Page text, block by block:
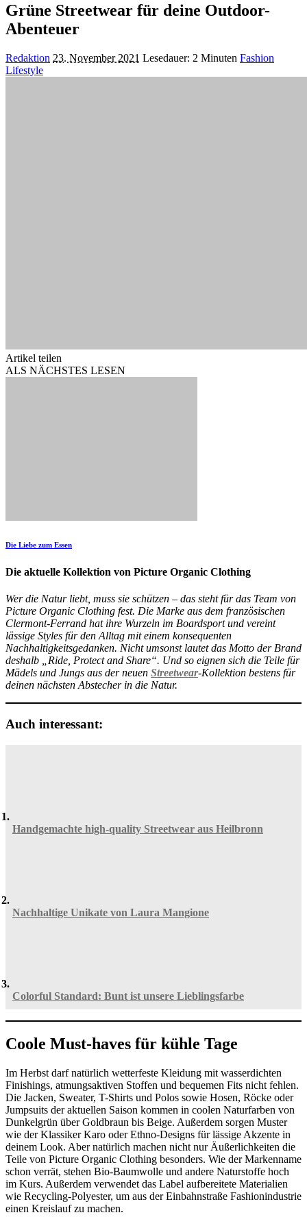
Grüne Streetwear für deine Outdoor-
Abenteuer
Posted
by
Redaktion 23. November 2021 Lesedauer: 2 Minuten Fashion
Lifestyle
Artikel teilen
ALS NÄCHSTES LESEN
Die Liebe zum Essen
Die aktuelle Kollektion von Picture Organic Clothing
Wer die Natur liebt, muss sie schützen – das steht für das Team von
Picture Organic Clothing fest. Die Marke aus dem französischen
Clermont-Ferrand hat ihre Wurzeln im Boardsport und vereint
lässige Styles für den Alltag mit einem konsequenten
Nachhaltigkeitsgedanken. Nicht umsonst lautet das Motto der Brand
deshalb „Ride, Protect and Share“. Und so eignen sich die Teile für
Mädels und Jungs aus der neuen Streetwear-Kollektion bestens für
deinen nächsten Abstecher in die Natur.
Auch interessant:
Handgemachte high-quality Streetwear aus Heilbronn
Nachhaltige Unikate von Laura Mangione
Colorful Standard: Bunt ist unsere Lieblingsfarbe
Coole Must-haves für kühle Tage
Im Herbst darf natürlich wetterfeste Kleidung mit wasserdichten
Finishings, atmungsaktiven Stoffen und bequemen Fits nicht fehlen.
Die Jacken, Sweater, T-Shirts und Polos sowie Hosen, Röcke oder
Jumpsuits der aktuellen Saison kommen in coolen Naturfarben von
Dunkelgrün über Goldbraun bis Beige. Außerdem sorgen Muster
wie der Klassiker Karo oder Ethno-Designs für lässige Akzente in
deinem Look. Aber natürlich machen nicht nur Äußerlichkeiten die
Teile von Picture Organic Clothing besonders. Wie der Markenname
schon verrät, stehen Bio-Baumwolle und andere Naturstoffe hoch
im Kurs. Außerdem verwendet das Label aufbereitete Materialien
wie Recycling-Polyester, um aus der Einbahnstraße Fashionindustrie
einen Kreislauf zu machen.